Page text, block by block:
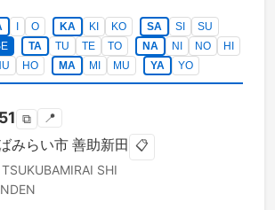
O KA KI KO SA SI
SU
TA TU TE TO NA NI NO
HI
HO MA MI MU YA YO
⧉ 📍
みらい市 善助新田 📋
TSUKUBAMIRAI SHI